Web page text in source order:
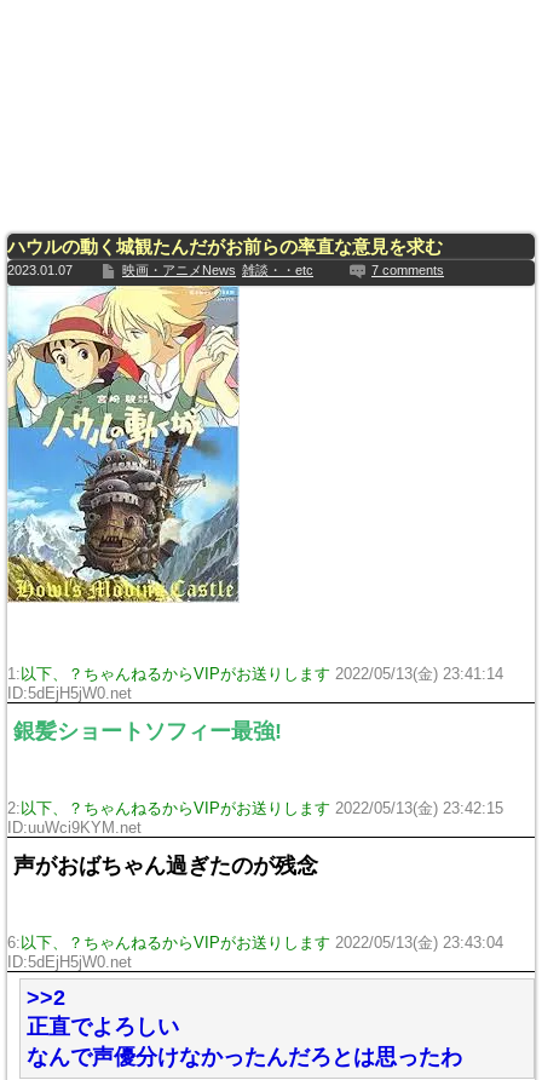
ハウルの動く城観たんだがお前らの率直な意見を求む
2023.01.07 映画・アニメNews 雑談・・etc 7 comments
1: 以下、？ちゃんねるからVIPがお送りします 2022/05/13(金) 23:41:14
ID:5dEjH5jW0.net
銀髪ショートソフィー最強!
2: 以下、？ちゃんねるからVIPがお送りします 2022/05/13(金) 23:42:15
ID:uuWci9KYM.net
声がおばちゃん過ぎたのが残念
6: 以下、？ちゃんねるからVIPがお送りします 2022/05/13(金) 23:43:04
ID:5dEjH5jW0.net
>>2
正直でよろしい
なんで声優分けなかったんだろとは思ったわ